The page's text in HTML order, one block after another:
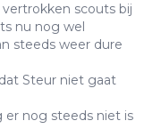
scouts bij
nu nog wel
steeds weer dure
Steur niet gaat
er nog steeds niet is